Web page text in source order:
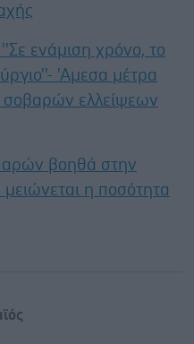
ενάμιση χρόνο, το
'Αμεσα μέτρα
σοβαρών ελλείψεων
βοηθά στην
η ποσότητα